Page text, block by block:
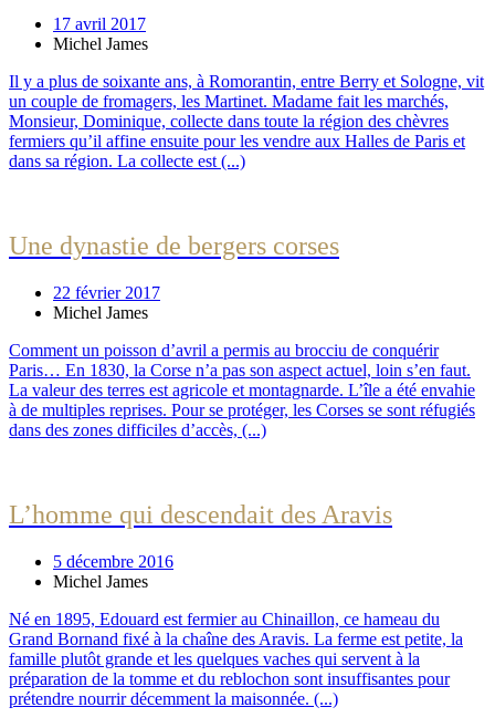
17 avril 2017
Michel James
Il y a plus de soixante ans, à Romorantin, entre Berry et Sologne, vit
un couple de fromagers, les Martinet. Madame fait les marchés,
Monsieur, Dominique, collecte dans toute la région des chèvres
fermiers qu’il affine ensuite pour les vendre aux Halles de Paris et
dans sa région. La collecte est (...)
Une dynastie de bergers corses
22 février 2017
Michel James
Comment un poisson d’avril a permis au brocciu de conquérir
Paris… En 1830, la Corse n’a pas son aspect actuel, loin s’en faut.
La valeur des terres est agricole et montagnarde. L’île a été envahie
à de multiples reprises. Pour se protéger, les Corses se sont réfugiés
dans des zones difficiles d’accès, (...)
L’homme qui descendait des Aravis
5 décembre 2016
Michel James
Né en 1895, Edouard est fermier au Chinaillon, ce hameau du
Grand Bornand fixé à la chaîne des Aravis. La ferme est petite, la
famille plutôt grande et les quelques vaches qui servent à la
préparation de la tomme et du reblochon sont insuffisantes pour
prétendre nourrir décemment la maisonnée. (...)